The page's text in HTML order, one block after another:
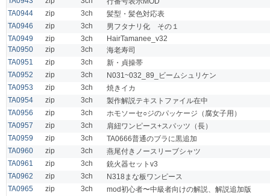
TA0944
zip 3ch
髪型・髪色対応表
TA0946
zip 3ch
男フタナリ化 その１
TA0949
zip 3ch
HairTamanee_v32
TA0950
zip 3ch
海老寿司
TA0951
zip 3ch
新・貞操帯
TA0952
zip 3ch
N031~032_89_ビームシュリケン
TA0953
zip 3ch
焼きイカ
TA0954
zip 3ch
製作解説テキストファイル在中
TA0956
zip 3ch
ホモソーセ○ジのパッケージ（腐女子用）
TA0957
zip 3ch
肩紐ワンピース+スパッツ（長）
TA0959
zip 3ch
TA0666普通のブラに黒追加
TA0960
zip 3ch
燕尾付きノースリーブシャツ
TA0961
zip 3ch
銃火器セットv3
TA0962
zip 3ch
N318まな板ワンピース
TA0965
zip 3ch
mod初心者〜中級者向けの解説、解説追加版